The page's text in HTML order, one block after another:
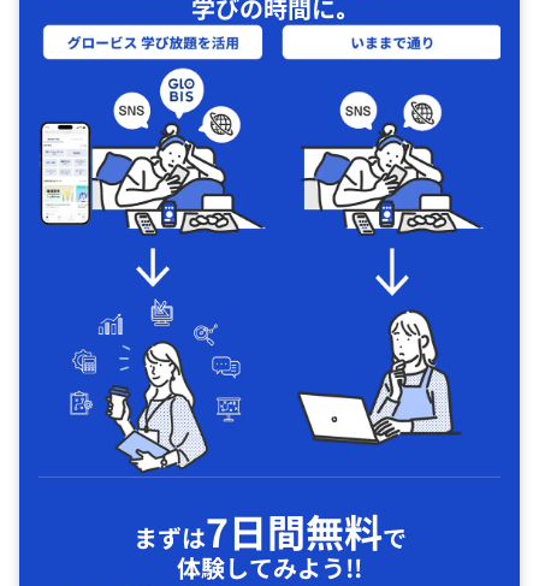
学びの時間に｡
まずは7日間無料で
体験してみよう!!